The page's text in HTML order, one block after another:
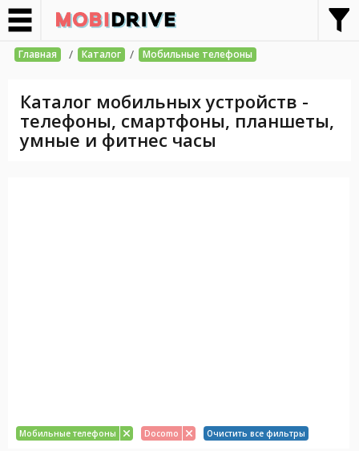
Главная / Каталог / Мобильные телефоны
Каталог мобильных устройств -
телефоны, смартфоны, планшеты,
умные и фитнес часы
Мобильные телефоны Docomo Очистить все фильтры